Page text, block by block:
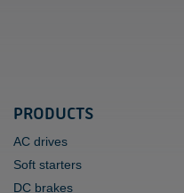
PRODUCTS
AC drives
Soft starters
DC brakes